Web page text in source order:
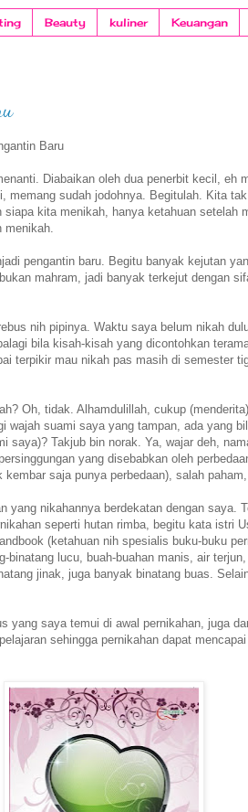
Beauty kuliner Keuangan
Baru
Diabaikan oleh dua penerbit kecil, eh
memang sudah jodohnya. Begitulah. Kita
kita menikah, hanya ketahuan setelah
pengantin baru. Begitu banyak kejutan
mahram, jadi banyak terkejut dengan
nih pipinya. Waktu saya belum nikah
bila kisah-kisah yang dicontohkan
terpikir mau nikah pas masih di semester
Oh, tidak. Alhamdulillah, cukup
wajah suami saya yang tampan, ada yang
Takjub bin norak. Ya, wajar deh,
yang disebabkan oleh
saja punya perbedaan), salah
yang nikahannya berdekatan dengan saya.
seperti hutan rimba, begitu kata istri
(ketahuan nih spesialis buku-buku
binatang lucu, buah-buahan manis, air
jinak, juga banyak binatang buas.
yang saya temui di awal pernikahan, juga
sehingga pernikahan dapat